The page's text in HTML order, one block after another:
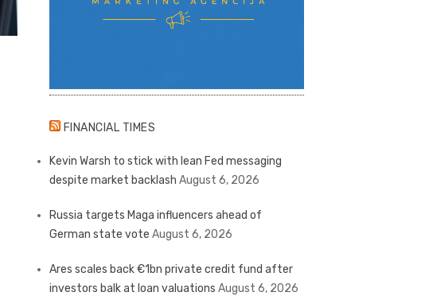
FINANCIAL TIMES
Kevin Warsh to stick with lean Fed messaging
despite market backlash August 6, 2026
Russia targets Maga influencers ahead of
German state vote August 6, 2026
Ares scales back €1bn private credit fund after
investors balk at loan valuations August 6, 2026